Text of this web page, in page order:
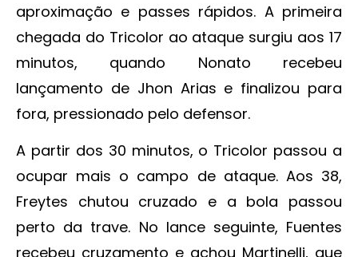
aproximação e passes rápidos. A primeira
chegada do Tricolor ao ataque surgiu aos 17
minutos, quando Nonato recebeu
lançamento de Jhon Arias e finalizou para
fora, pressionado pelo defensor.
A partir dos 30 minutos, o Tricolor passou a
ocupar mais o campo de ataque. Aos 38,
Freytes chutou cruzado e a bola passou
perto da trave. No lance seguinte, Fuentes
recebeu cruzamento e achou Martinelli, que